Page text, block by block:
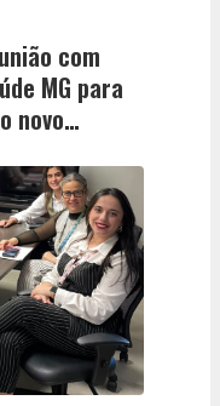
com
MG para
novo